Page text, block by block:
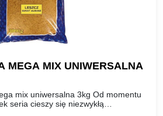
MEGA MIX UNIWERSALNA
mix uniwersalna 3kg Od momentu
seria cieszy się niezwykłą